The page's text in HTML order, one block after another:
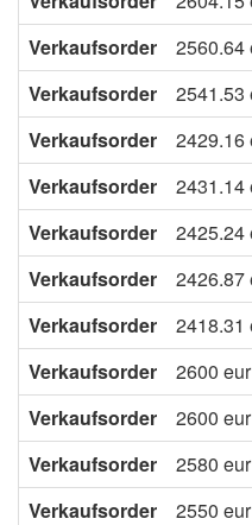
Verkaufsorder
2560.64
Verkaufsorder
2541.53
Verkaufsorder
2429.16
Verkaufsorder
2431.14
Verkaufsorder
2425.24
Verkaufsorder
2426.87
Verkaufsorder
2418.31
Verkaufsorder
2600 eur
Verkaufsorder
2600 eur
Verkaufsorder
2580 eur
Verkaufsorder
2550 eur